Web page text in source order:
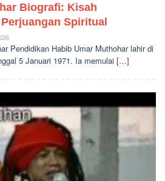
Biografi: Kisah
Spiritual
Pendidikan Habib Umar Muthohar lahir di
5 Januari 1971. Ia memulai […]